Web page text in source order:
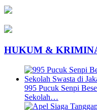
HUKUM &
995 Pucuk Senpi
Sekolah…